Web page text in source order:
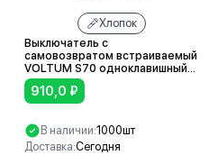
Хлопок
Выключатель с
самовозвратом встраиваемый
VOLTUM S70 одноклавишный
10А (хлопок)
910,0 ₽
В наличии:1000шт
Доставка:Сегодня